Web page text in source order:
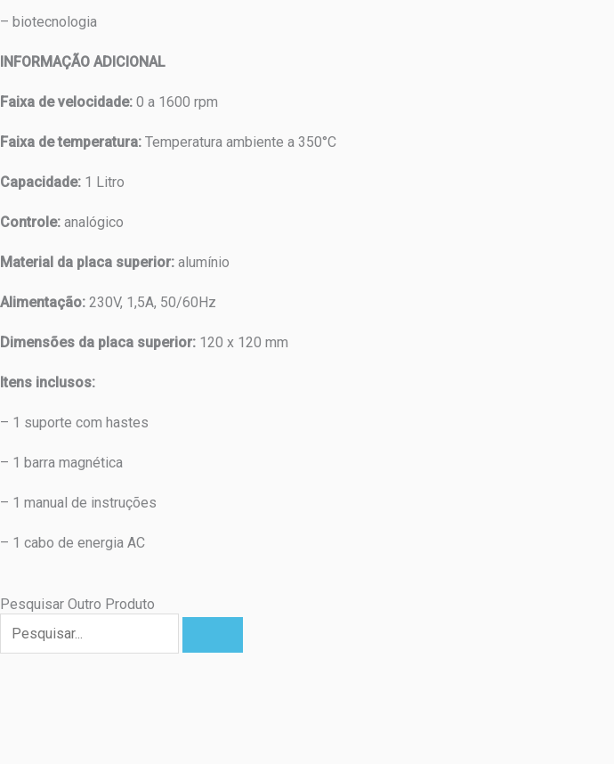
– biotecnologia
INFORMAÇÃO ADICIONAL
Faixa de velocidade: 0 a 1600 rpm
Faixa de temperatura: Temperatura ambiente a 350°C
Capacidade: 1 Litro
Controle: analógico
Material da placa superior: alumínio
Alimentação: 230V, 1,5A, 50/60Hz
Dimensões da placa superior: 120 x 120 mm
Itens inclusos:
– 1 suporte com hastes
– 1 barra magnética
– 1 manual de instruções
– 1 cabo de energia AC
Pesquisar Outro Produto
Pesquisar